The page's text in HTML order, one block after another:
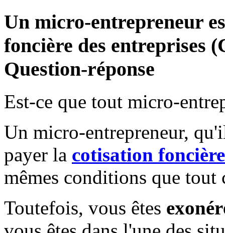
Un micro-entrepreneur
foncière des entreprises
Question-réponse
Est-ce que tout micro-
Un micro-entrepreneur,
payer la cotisation
mêmes conditions que tout
Toutefois, vous êtes